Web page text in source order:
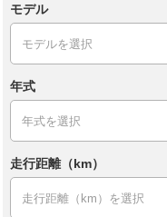
モデル
年式
走行距離（km）